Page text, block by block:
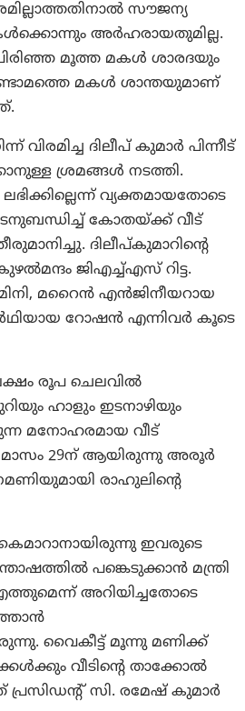
സൗജന്യ
അര്‍ഹരായതുമില്ല.
മൂത്ത മകള്‍ ശാരദയും
മകള്‍ ശാന്തയുമാണ്
വിരമിച്ച ദിലീപ് കുമാർ പിന്നീട്
ശ്രമങ്ങൾ നടത്തി.
വ്യക്തമായതോടെ
കോതയ്ക്ക് വീട്
ദിലീപ്കുമാറിന്റെ
ജിഎച്ച്എസ് റിട്ട.
മറൈൻ എൻജിനീയറായ
റോഷൻ എന്നിവർ കൂടെ
രൂപ ചെലവില്‍
ഹാളും ഇടനാഴിയും
മനോഹരമായ വീട്
മാസം 29ന് ആയിരുന്നു അരൂര്‍
രാഹുലിന്റെ
ഇവരുടെ
പങ്കെടുക്കാൻ മന്ത്രി
അറിയിച്ചതോടെ
വൈകീട്ട് മൂന്നു മണിക്ക്
വീടിന്റെ താക്കോൽ
പ്രസിഡന്റ് സി. രമേഷ് കുമാർ